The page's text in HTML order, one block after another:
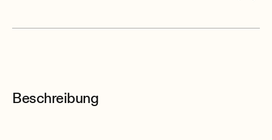
Beschreibung